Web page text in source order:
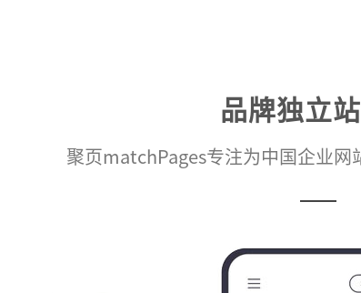
品牌独立
聚页matchPages专注为中国企业网